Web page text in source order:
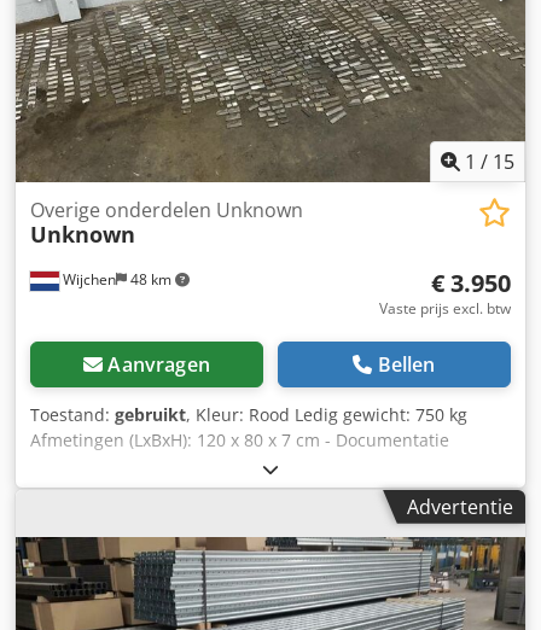
1 / 15
Wijchen 48 km
Overige onderdelen Unknown
Unknown
€ 3.950
Vaste prijs excl. btw
Aanvragen Bellen
Toestand: gebruikt, Kleur: Rood Ledig gewicht: 750 kg
Afmetingen (LxBxH): 120 x 80 x 7 cm - Documentatie
aanwezig: Nee - CE certificaat aanwezig: Nee -
Transportafmetingen: 1200mm x 800mm x 75mm (l x b x h)
- Transportgewicht [kg]: 750kg - Transportcolli [st.]: 1
Financiële informatie BTW: De getoonde prijs is exclusief
BTW BTW/marge: BTW verrekenbaar voor ondernemers
Chsdszrnv Ujpfx Al Roa Levering en inruil altijd mogelijk
van alles in de industriële sectoren Yorick Diebels
Advertentie